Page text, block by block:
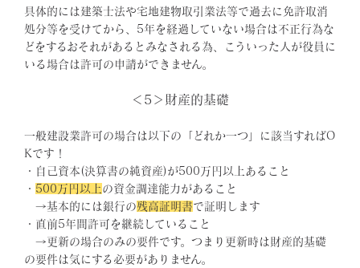
具体的には建築士法や宅地建物取引業法等で過去に免許取消
処分等を受けてから、5年を経過していない場合は不正行為な
どをするおそれがあるとみなされる為、こういった人が役員に
いる場合は許可の申請ができません。
＜5＞財産的基礎
一般建設業許可の場合は以下の「どれか一つ」に該当すればO
Kです！
・自己資本(決算書の純資産)が500万円以上あること
・ 500万円以上 の資金調達能力があること
→基本的には銀行の残高証明書で証明します
・直前5年間許可を継続していること
→更新の場合のみの要件です。つまり更新時は財産的基礎
の要件は気にする必要がありません。